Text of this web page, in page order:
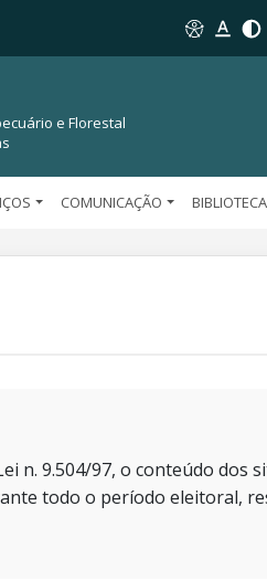
e Florestal
COMUNICAÇÃO BIBLIOTECA
n. 9.504/97, o conteúdo
todo o período eleitoral,